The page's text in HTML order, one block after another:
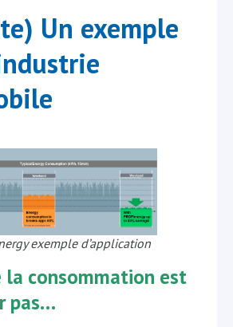
Un exemple
exemple d’application
la consommation est
pas…